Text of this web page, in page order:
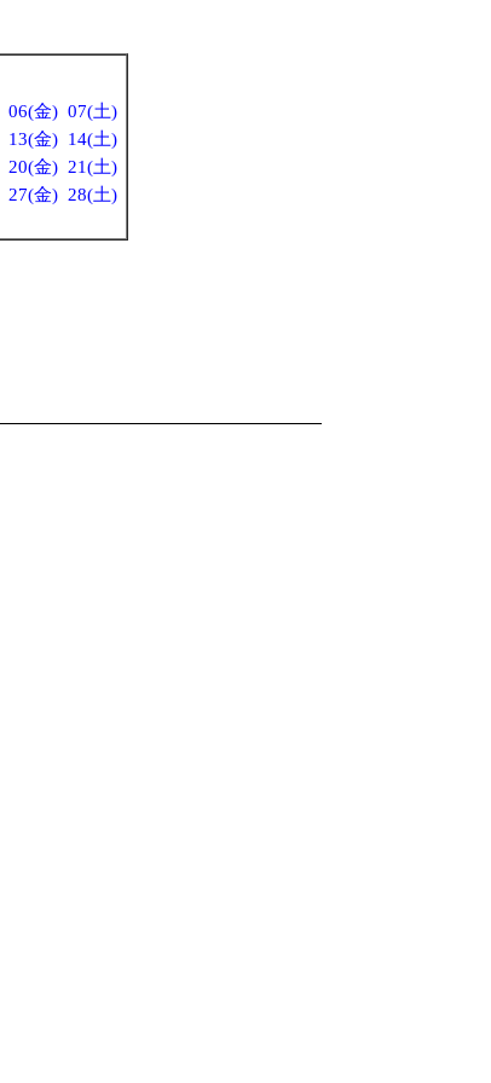
06(金) 07(土)
13(金) 14(土)
20(金) 21(土)
27(金) 28(土)